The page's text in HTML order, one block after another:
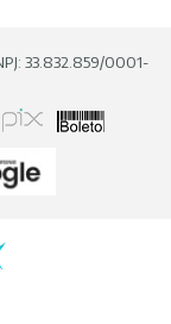
33.832.859/0001-